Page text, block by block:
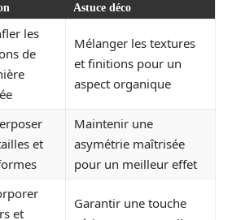
Astuce déco
les
de
Mélanger les textures
et finitions pour un
aspect organique
et
Maintenir une
asymétrie maîtrisée
pour un meilleur effet
et
Garantir une touche